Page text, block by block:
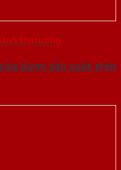
thị trường
được sản xuất trên